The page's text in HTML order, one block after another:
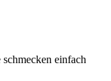
einfach